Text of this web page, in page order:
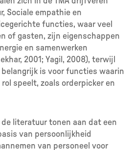
Sociale empathie en
functies, waar veel
of gasten, zijn eigenschappen
en samenwerken
2001; Yagil, 2008), terwijl
is voor functies waarin
speelt, zoals orderpicker en
literatuur tonen aan dat een
van persoonlijkheid
van personeel voor